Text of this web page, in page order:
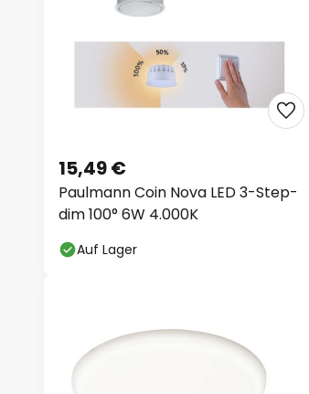
Paulmann Coin Nova LED 3-Step-
dim 100° 6W 4.000K
15,49 €
Auf Lager